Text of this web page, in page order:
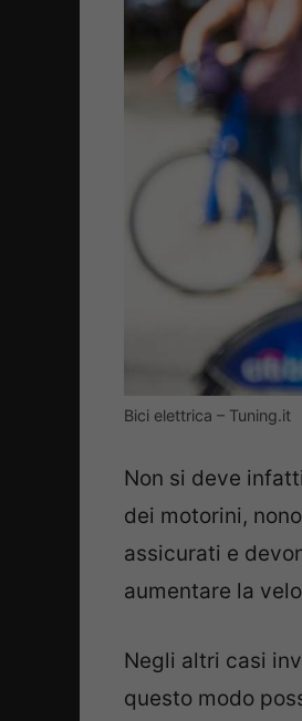
Bici elettrica – Tuning.it
Non si deve
dei motorini,
assicurati e
aumentare la
Negli altri casi
questo modo